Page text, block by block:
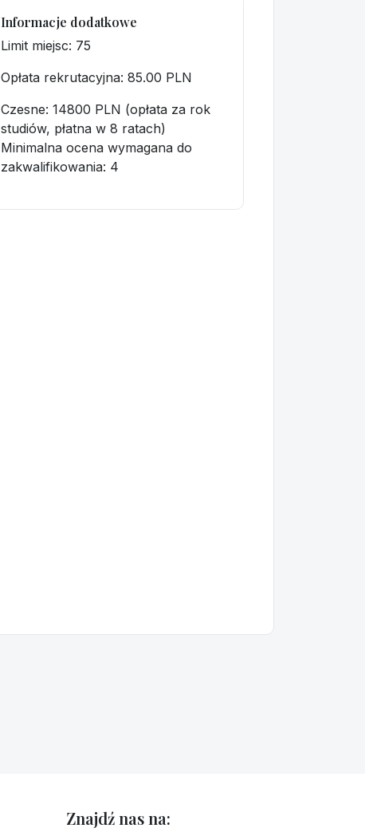
Informacje dodatkowe
Limit miejsc: 75
Opłata rekrutacyjna: 85.00 PLN
Czesne: 14800 PLN (opłata za rok
studiów, płatna w 8 ratach)
Minimalna ocena wymagana do
zakwalifikowania: 4
Znajdź nas na: